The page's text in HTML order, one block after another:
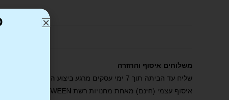
משלוחים איסוף והחזרה
שליח עד הביתה תוך 7 ימי עסקים מרגע ביצוע ההזמנה באתר ואישורה
איסוף עצמי (חינם) מאחת מחנויות רשת BE TWEEN . הסניף ייצור קשר עמכם תוך 2 ימי עסקים מרגע ביצוע ההזמנה באתר ואישורה.